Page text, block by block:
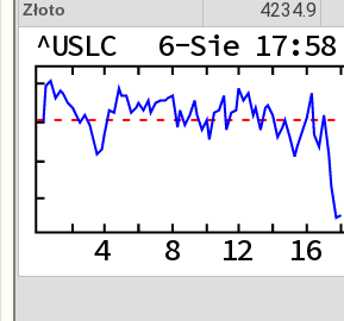
Złoto 4234.9